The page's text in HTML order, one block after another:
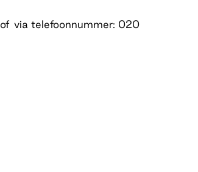
of via telefoonnummer: 020